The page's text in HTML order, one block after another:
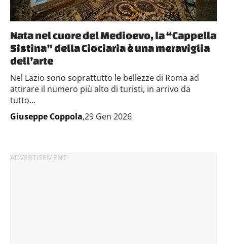
Nata nel cuore del Medioevo, la “Cappella
Sistina” della Ciociaria è una meraviglia
dell’arte
Nel Lazio sono soprattutto le bellezze di Roma ad
attirare il numero più alto di turisti, in arrivo da
tutto...
Giuseppe Coppola,29 Gen 2026